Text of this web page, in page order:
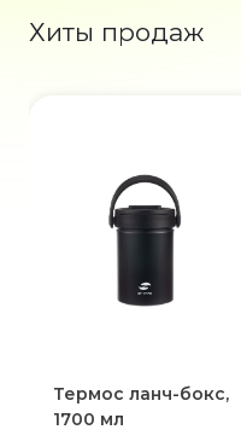
Хиты продаж
Термос ланч-бокс,
1700 мл